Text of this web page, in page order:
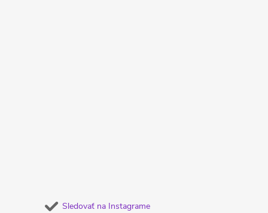
Sledovať na Instagrame